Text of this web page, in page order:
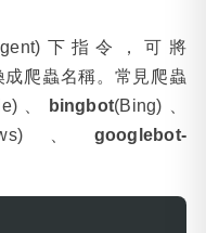
下指令，可將
成爬蟲名稱。常見爬蟲
、 bingbot(Bing)、
、 googlebot-